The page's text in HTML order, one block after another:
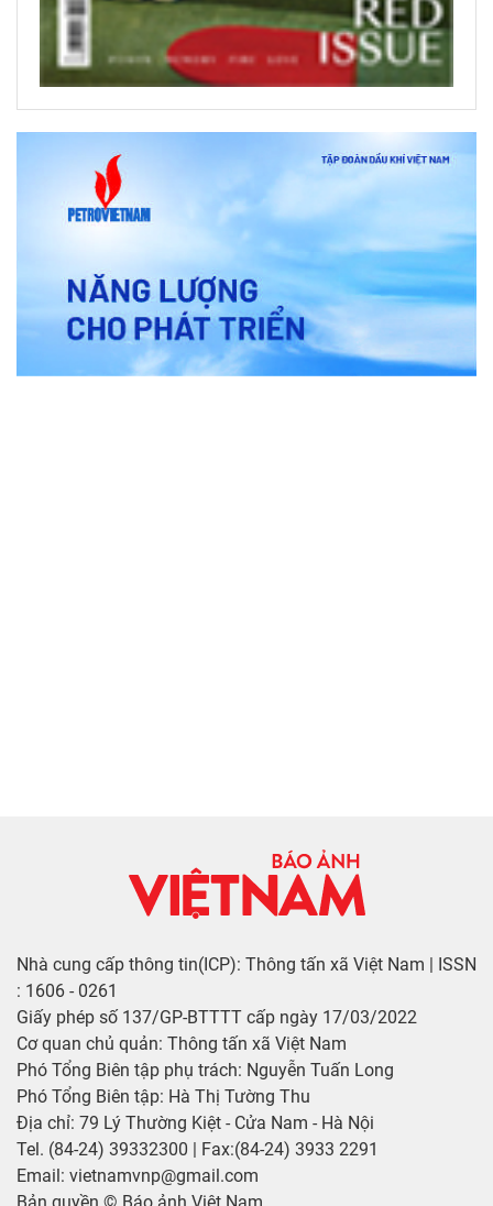
Nhà cung cấp thông tin(ICP): Thông tấn xã Việt Nam | ISSN
: 1606 - 0261
Giấy phép số 137/GP-BTTTT cấp ngày 17/03/2022
Cơ quan chủ quản: Thông tấn xã Việt Nam
Phó Tổng Biên tập phụ trách: Nguyễn Tuấn Long
Phó Tổng Biên tập: Hà Thị Tường Thu
Địa chỉ: 79 Lý Thường Kiệt - Cửa Nam - Hà Nội
Tel. (84-24) 39332300 | Fax:(84-24) 3933 2291
Email: vietnamvnp@gmail.com